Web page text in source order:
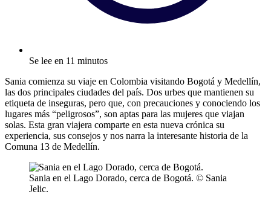
Se lee en 11 minutos
Sania comienza su viaje en Colombia visitando Bogotá y Medellín,
las dos principales ciudades del país. Dos urbes que mantienen su
etiqueta de inseguras, pero que, con precauciones y conociendo los
lugares más “peligrosos”, son aptas para las mujeres que viajan
solas. Esta gran viajera comparte en esta nueva crónica su
experiencia, sus consejos y nos narra la interesante historia de la
Comuna 13 de Medellín.
Sania en el Lago Dorado, cerca de Bogotá. © Sania
Jelic.